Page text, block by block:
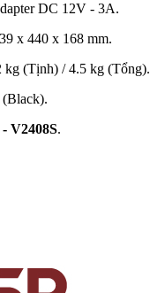
DC 12V - 3A.
x 440 x 168 mm.
kg (Tịnh) / 4.5 kg (Tổng).
V2408S.